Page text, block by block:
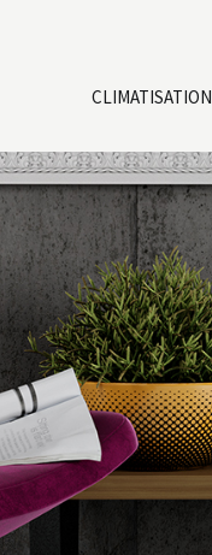
CLIMATISATION